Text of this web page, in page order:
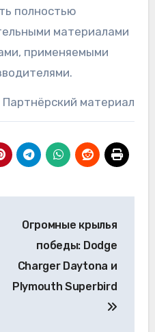
полностью
материалами
применяемыми
Партнёрский материал
Огромные крылья
победы: Dodge
Charger Daytona и
Plymouth Superbird